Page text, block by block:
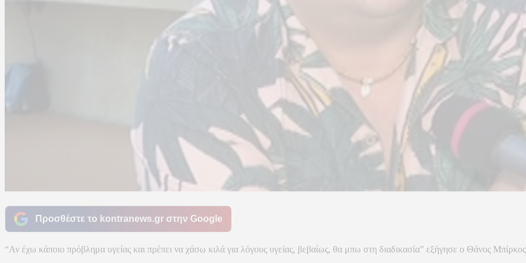
Προσθέστε το kontranews.gr στην Google
“Αν έχω κάποιο πρόβλημα υγείας και πρέπει να χάσω κιλά για λόγους υγείας, βεβαίως, θα μπω στη διαδικασία” εξήγησε ο Θάνος